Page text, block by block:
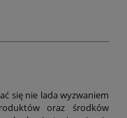
się nie lada wyzwaniem
oraz środków